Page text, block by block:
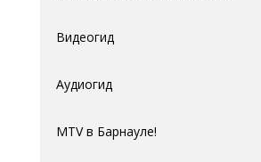
Видеогид
Аудиогид
MTV в Барнауле!